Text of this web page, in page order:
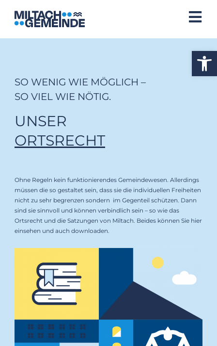
SO WENIG WIE MÖGLICH –
SO VIEL WIE NÖTIG.
UNSER
ORTSRECHT
Ohne Regeln kein funktionierendes Gemeindewesen. Allerdings
müssen die so gestaltet sein, dass sie die individuellen Freiheiten
nicht zu sehr begrenzen sondern im Gegenteil schützen. Dann
sind sie sinnvoll und können verbindlich sein – so wie das
Ortsrecht und die Satzungen von Miltach. Beides können Sie hier
einsehen und auch downloaden.